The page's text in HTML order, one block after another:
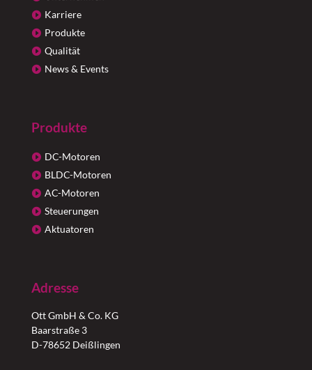
Karriere
Produkte
Qualität
News & Events
Produkte
DC-Motoren
BLDC-Motoren
AC-Motoren
Steuerungen
Aktuatoren
Adresse
Ott GmbH & Co. KG
Baarstraße 3
D-78652 Deißlingen